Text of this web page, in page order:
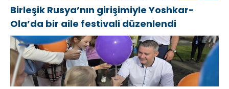
Birleşik Rusya’nın girişimiyle Yoshkar-
Ola’da bir aile festivali düzenlendi